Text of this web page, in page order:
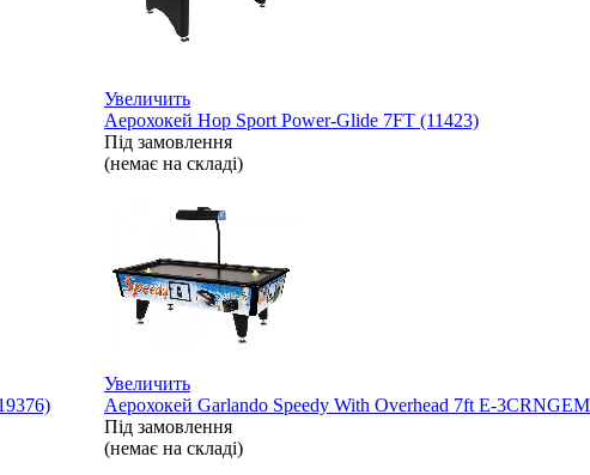
Увеличить
Аерохокей Hop Sport Power-Glide 7FT (11423)
Під замовлення
(немає на складі)
Увеличить
Аерохокей Garlando Speedy With Overhead 7ft E-
Під замовлення
(немає на складі)